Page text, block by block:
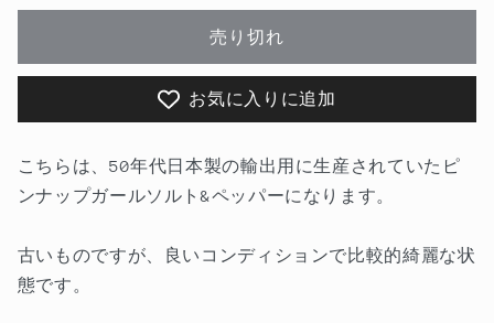
ッ
ー
ル
ル
ト
ッ
プ
ー
ル
ル
売り切れ
お気に入りに追加
こちらは、50年代日本製の輸出用に生産されていたピ
ンナップガールソルト&ペッパーになります。
古いものですが、良いコンディションで比較的綺麗な状
態です。